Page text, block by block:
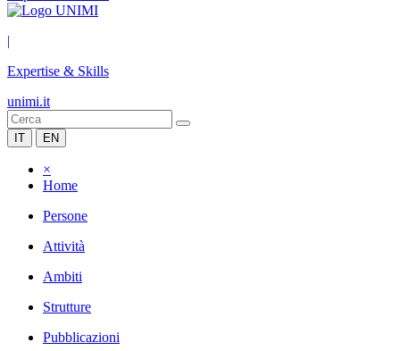
|
Expertise & Skills
unimi.it
IT EN
×
Home
Persone
Attività
Ambiti
Strutture
Pubblicazioni